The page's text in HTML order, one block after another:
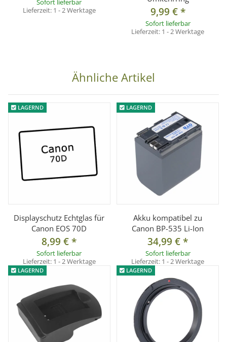
Material: Aluminium
Abbildunsgmaßstab: abhängig vom verwendeten Objektiv
Lieferumfang:
1x Retroadapter/Umkehrring mit einem Filtergewinde 67 mm
Sofort lieferbar
Lieferzeit: 1 - 2 Werktage 9,99 €*
Sofort lieferbar
Lieferzeit: 1 - 2 Werktage
Ähnliche Artikel
LAGERND
Displayschutz Echtglas für
Canon EOS 70D
8,99 €*
Sofort lieferbar
Lieferzeit: 1 - 2 Werktage
LAGERND
Akku kompatibel zu
Canon BP-535 Li-Ion
34,99 €*
Sofort lieferbar
Lieferzeit: 1 - 2 Werktage
LAGERND LAGERND